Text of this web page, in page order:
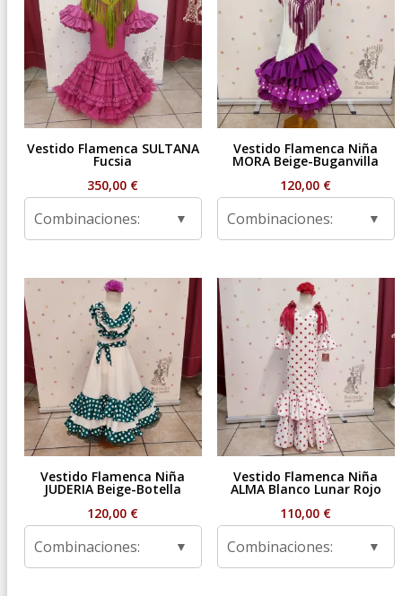
Vestido Flamenca SULTANA
Fucsia
350,00 €
Combinaciones:
Vestido Flamenca Niña
MORA Beige-Buganvilla
120,00 €
Combinaciones:
Vestido Flamenca Niña
JUDERIA Beige-Botella
120,00 €
Combinaciones:
Vestido Flamenca Niña
ALMA Blanco Lunar Rojo
110,00 €
Combinaciones: